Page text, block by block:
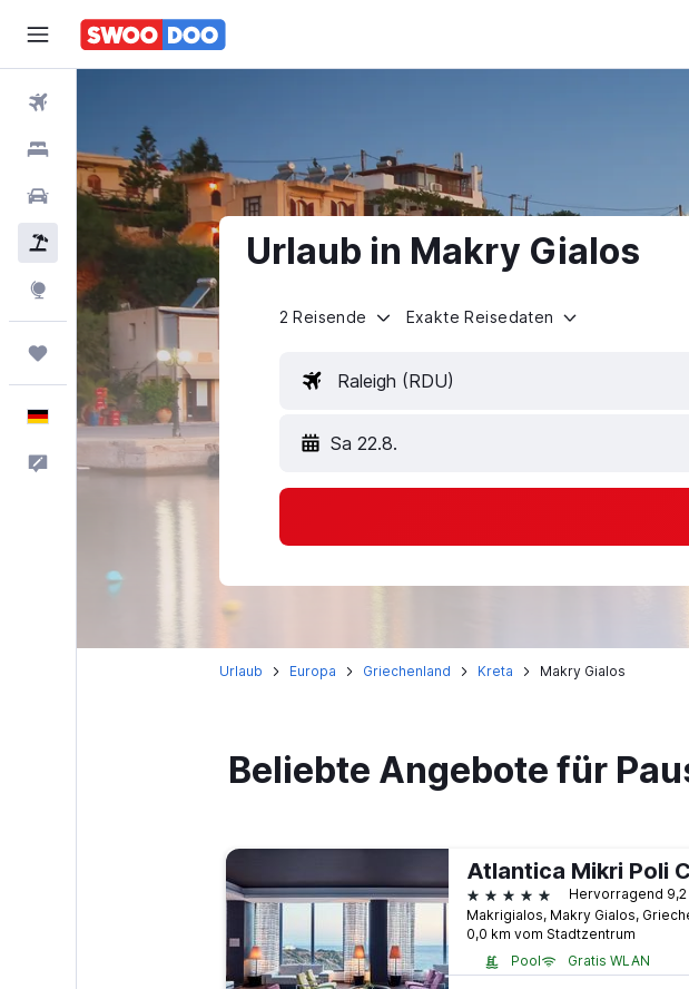
Hotels
Mietwagen
Pauschalreisen
Explore
Trips
Deutsch
Feedback
Urlaub in Makry Gialos
2 Reisende Exakte Reisedaten
Raleigh (RDU)
Sa 22.8.
Urlaub Europa Griechenland Kreta Makry Gialos
Beliebte Angebote für
Atlantica Mikri Poli
5 Sterne
Hervorragend 9,2
Makrigialos, Makry Gialos,
0,0 km vom Stadtzentrum
Pool
Gratis WLAN